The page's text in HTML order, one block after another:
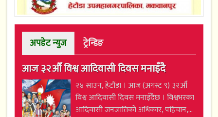
अपडेट न्युज ट्रेन्डिङ
आज ३२औँ विश्व आदिवासी दिवस मनाइँदै
२४ साउन, हेटौंडा । आज (अगस्ट ९) ३२औँ
विश्व आदिवासी दिवस मनाइँदैछ । विश्वभरका
आदिवासी जनजातिको अधिकार, पहिचान,...